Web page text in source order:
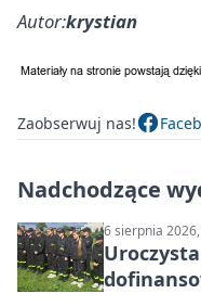
Autor:krystian
Zaobserwuj nas!
Nadchodzące
6 sierpnia